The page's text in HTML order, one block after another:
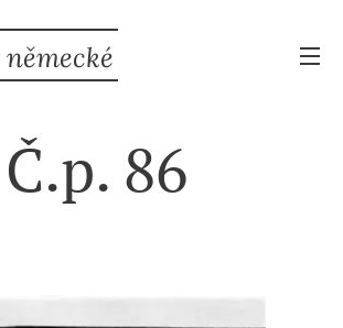
německé
Č.p. 86